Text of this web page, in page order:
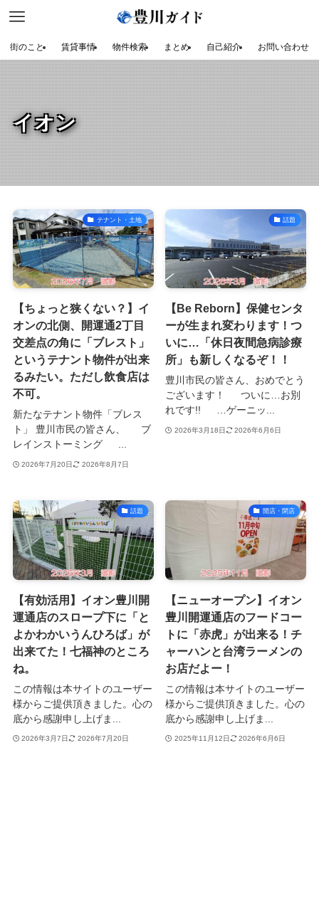
街のこと 賃貸事情 物件検索 まとめ 自己紹介 お問い合わせ
イオン
テナント・土地
【ちょっと狭くない？】イ
オンの北側、開運通2丁目
交差点の角に「ブレスト」
というテナント物件が出来
るみたい。ただし飲食店は
不可。
新たなテナント物件「ブレス
ト」 豊川市民の皆さん、 ブ
レインストーミング ...
2026年7月20日 2026年8月7日
話題
【Be Reborn】保健センタ
ーが生まれ変わります！つ
いに…「休日夜間急病診療
所」も新しくなるぞ！！
豊川市民の皆さん、おめでとう
ございます！ ついに…お別
れです!! …ゲーニッ...
2026年3月18日 2026年6月6日
話題
【有効活用】イオン豊川開
運通店のスロープ下に「と
よかわかいうんひろば」が
出来てた！七福神のところ
ね。
この情報は本サイトのユーザー
様からご提供頂きました。心の
底から感謝申し上げま...
2026年3月7日 2026年7月20日
開店・閉店
【ニューオープン】イオン
豊川開運通店のフードコー
トに「赤虎」が出来る！チ
ャーハンと台湾ラーメンの
お店だよー！
この情報は本サイトのユーザー
様からご提供頂きました。心の
底から感謝申し上げま...
2025年11月12日 2026年6月6日